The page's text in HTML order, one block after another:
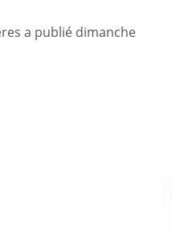
a publié dimanche